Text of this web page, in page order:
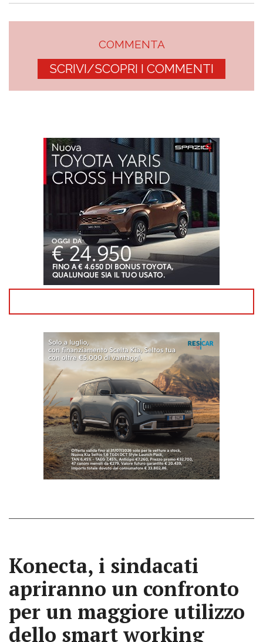
COMMENTA
SCRIVI/SCOPRI I COMMENTI
Konecta, i sindacati
apriranno un confronto
per un maggiore utilizzo
dello smart working